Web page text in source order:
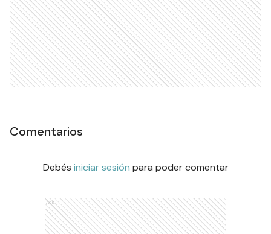
Comentarios
Debés iniciar sesión para poder comentar
Ads